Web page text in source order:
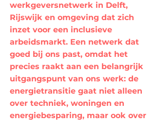
werkgeversnetwerk in Delft,
Rijswijk en omgeving dat zich
inzet voor een inclusieve
arbeidsmarkt. Een netwerk dat
goed bij ons past, omdat het
precies raakt aan een belangrijk
uitgangspunt van ons werk: de
energietransitie gaat niet alleen
over techniek, woningen en
energiebesparing, maar ook over